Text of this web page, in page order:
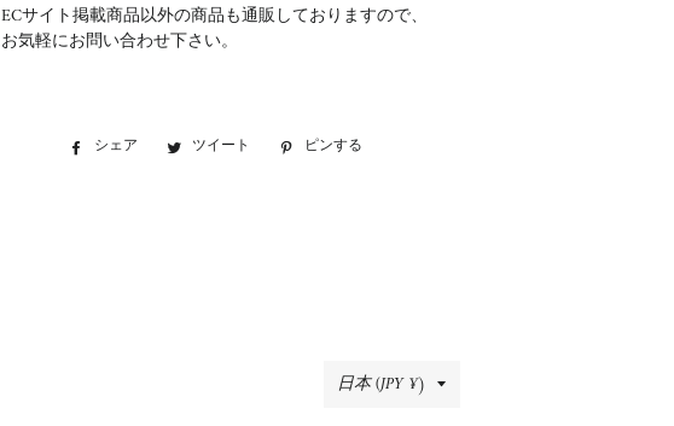
ECサイト掲載商品以外の商品も通販しておりますので、
お気軽にお問い合わせ下さい。
シェア
Facebookツイート
Twitter ピンする
国/
日本 (JPY ¥)